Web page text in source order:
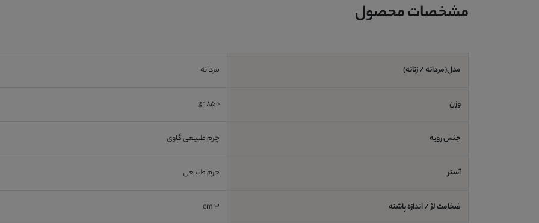
مشخصات محصول
مدل(مردانه / زنانه) مردانه
وزن 850 gr
جنس رویه چرم طبیعی گاوی
آستر چرم طبیعی
ضخامت لژ / اندازه پاشنه 3 cm